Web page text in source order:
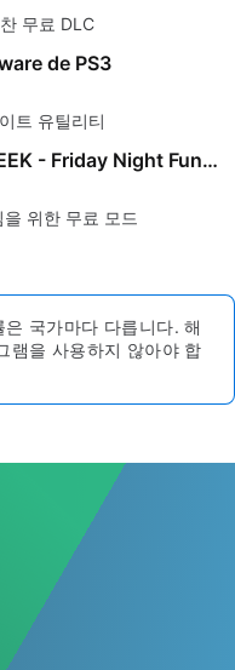
무료 DLC
de PS3
트 유틸리티
V.S. WHITTY FULL WEEK - Friday Night Funkin Mod
위한 무료 모드
국가마다 다릅니다. 해
램을 사용하지 않아야 합